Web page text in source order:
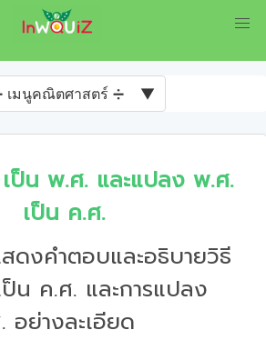
เมนูคณิตศาสตร์ ➗ ▼
ป็น พ.ศ. และแปลง พ.ศ.
เป็น ค.ศ.
ดงคำตอบและอธิบายวิธี
น ค.ศ. และการแปลง
อย่างละเอียด